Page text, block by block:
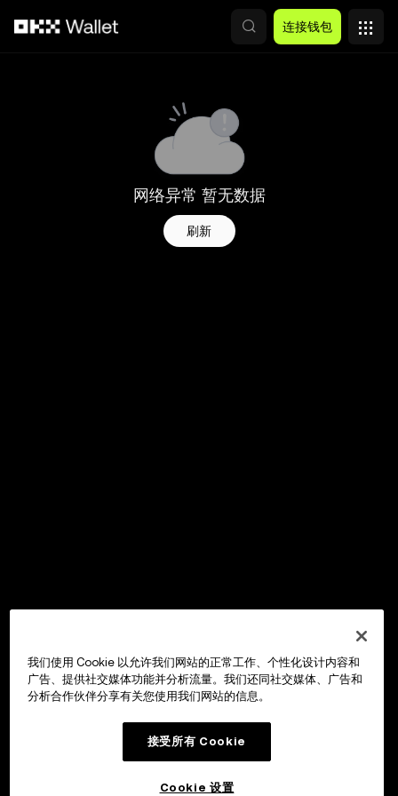
连接钱包
网络异常 暂无数据
刷新
我们使用 Cookie 以允许我们网站的正常工作、个性化设计内容和
广告、提供社交媒体功能并分析流量。我们还同社交媒体、广告和
分析合作伙伴分享有关您使用我们网站的信息。
接受所有 Cookie
Cookie 设置